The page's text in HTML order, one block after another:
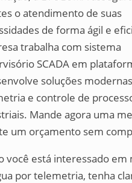
o atendimento de suas
de forma ágil e
trabalha com sistema
SCADA em
soluções
e controle de
Mande agora uma
um orçamento sem
você está interessado em
por telemetria, tenha